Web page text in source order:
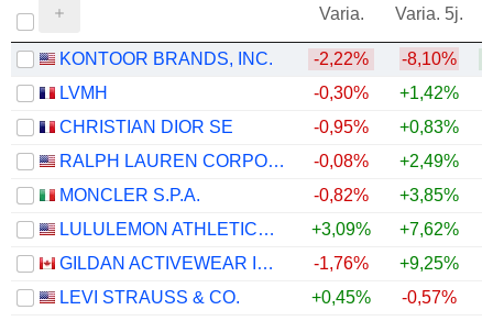
Varia. Varia. 5j.
KONTOOR BRANDS, INC. -2,22% -8,10%
LVMH
-0,30% +1,42%
CHRISTIAN DIOR SE
-0,95% +0,83%
RALPH LAUREN CORPORATION
-0,08% +2,49%
MONCLER S.P.A.
-0,82% +3,85%
LULULEMON ATHLETICA INC.
+3,09% +7,62%
GILDAN ACTIVEWEAR INC.
-1,76% +9,25%
LEVI STRAUSS & CO.
+0,45% -0,57%